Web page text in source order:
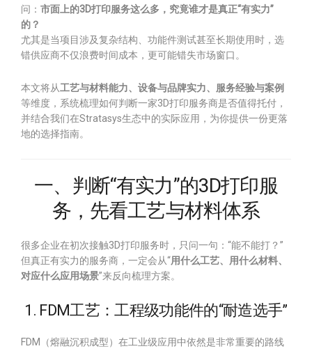
问： 市面上的3D打印服务这么多，究竟谁才是真正“有实力”
的？
尤其是当项目涉及复杂结构、功能件测试甚至长期使用时，选
错供应商不仅浪费时间成本，更可能错失市场窗口。
本文将从工艺与材料能力、设备与品牌实力、服务经验与案例
等维度，系统梳理如何判断一家3D打印服务商是否值得托付，
并结合我们在Stratasys生态中的实际应用，为你提供一份更落
地的选择指南。
一、判断“有实力”的3D打印服
务，先看工艺与材料体系
很多企业在初次接触3D打印服务时，只问一句：“能不能打？”
但真正有实力的服务商，一定会从“用什么工艺、用什么材料、
对应什么应用场景”来反向梳理方案。
1. FDM工艺：工程级功能件的“耐造选手”
FDM（熔融沉积成型）在工业级应用中依然是非常重要的路线